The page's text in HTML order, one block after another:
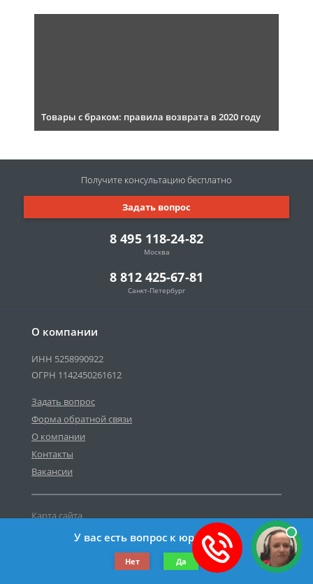
Товары с браком: правила возврата в 2020 году
О компании
ИНН 5258990922
ОГРН 1142450261612
Задать вопрос
Форма обратной связи
О компании
Контакты
Вакансии
©2019-2026 Все права защищены.
Карта сайта
Политика персональных данных
8 495 118-24-82
Москва
8 812 425-67-81
Санкт-Петербург
Задать вопрос
Получите консультациюбесплатно
У вас есть вопрос к юристу?
Нет Да